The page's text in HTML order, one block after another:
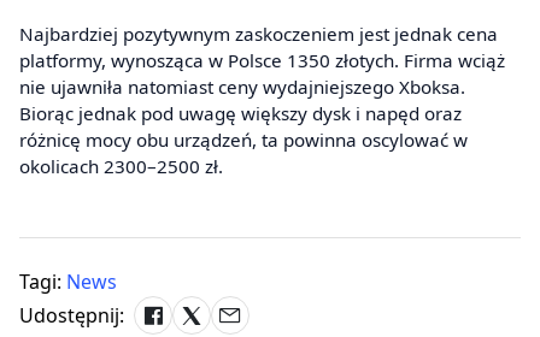
Najbardziej pozytywnym zaskoczeniem jest jednak cena
platformy, wynosząca w Polsce 1350 złotych. Firma wciąż
nie ujawniła natomiast ceny wydajniejszego Xboksa.
Biorąc jednak pod uwagę większy dysk i napęd oraz
różnicę mocy obu urządzeń, ta powinna oscylować w
okolicach 2300–2500 zł.
Tagi: News
Udostępnij: